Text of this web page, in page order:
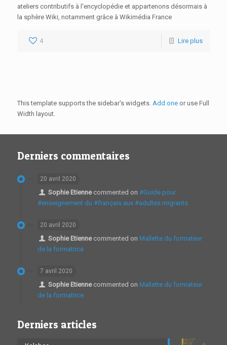
ateliers contributifs à l'encyclopédie et appartenons désormais à
la sphère Wiki, notamment grâce à Wikimédia France
4 Lire plus
This template supports the sidebar's widgets. Add oneor use Full
Width layout.
Derniers commentaires
20 avril 2020
Sophie Etiennecommented on #Guide pour
#enseignement du #français aux #adultes migrants
20 avril 2020
Sophie Etiennecommented on Mallette du formateur
de la formatrice
7 avril 2020
Sophie Etiennecommented on Mallette du formateur
de la formatrice
Derniers articles